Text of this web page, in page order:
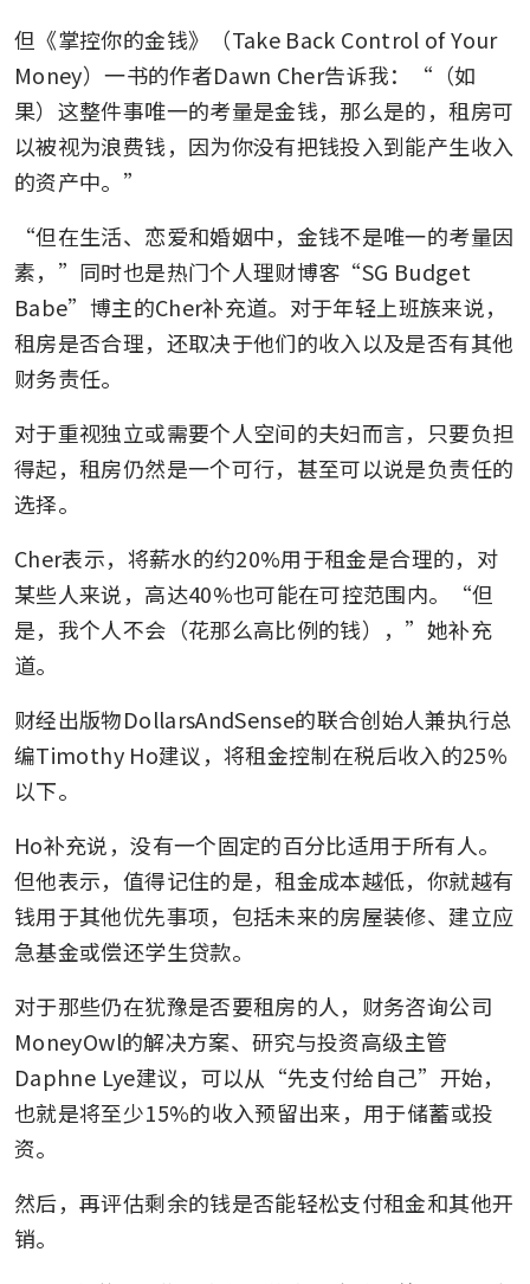
但《掌控你的金钱》（Take Back Control of Your
Money）一书的作者Dawn Cher告诉我：“（如
果）这整件事唯一的考量是金钱，那么是的，租房可
以被视为浪费钱，因为你没有把钱投入到能产生收入
的资产中。”
“但在生活、恋爱和婚姻中，金钱不是唯一的考量因
素，”同时也是热门个人理财博客“SG Budget
Babe”博主的Cher补充道。对于年轻上班族来说，
租房是否合理，还取决于他们的收入以及是否有其他
财务责任。
对于重视独立或需要个人空间的夫妇而言，只要负担
得起，租房仍然是一个可行，甚至可以说是负责任的
选择。
Cher表示，将薪水的约20%用于租金是合理的，对
某些人来说，高达40%也可能在可控范围内。“但
是，我个人不会（花那么高比例的钱），”她补充
道。
财经出版物DollarsAndSense的联合创始人兼执行总
编Timothy Ho建议，将租金控制在税后收入的25%
以下。
Ho补充说，没有一个固定的百分比适用于所有人。
但他表示，值得记住的是，租金成本越低，你就越有
钱用于其他优先事项，包括未来的房屋装修、建立应
急基金或偿还学生贷款。
对于那些仍在犹豫是否要租房的人，财务咨询公司
MoneyOwl的解决方案、研究与投资高级主管
Daphne Lye建议，可以从“先支付给自己”开始，
也就是将至少15%的收入预留出来，用于储蓄或投
资。
然后，再评估剩余的钱是否能轻松支付租金和其他开
销。